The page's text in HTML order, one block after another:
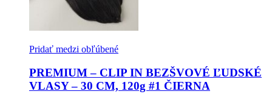
Pridať medzi obľúbené
PREMIUM – CLIP IN BEZŠVOVÉ ĽUDSKÉ
VLASY – 30 CM, 120g #1 ČIERNA